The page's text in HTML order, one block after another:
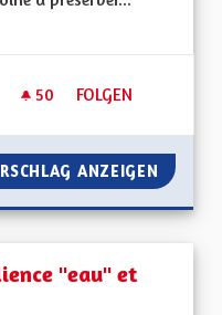
50 50 FOLLOWER
FOLGEN
AMÉLIORER LES
ANZEIGEN
"eau" et